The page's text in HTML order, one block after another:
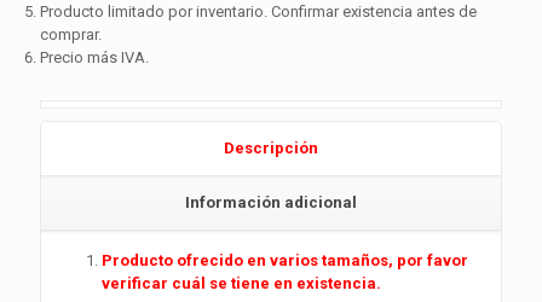
Producto limitado por inventario. Confirmar existencia antes de
comprar.
Precio más IVA.
Descripción
Información adicional
Producto ofrecido en varios tamaños, por favor
verificar cuál se tiene en existencia.